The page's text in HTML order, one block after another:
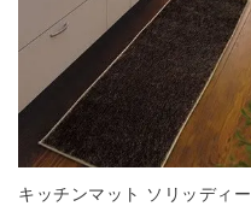
キッチンマット ソリッディー